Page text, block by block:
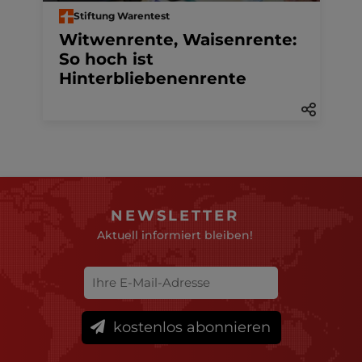
Stiftung Warentest
Witwenrente, Waisenrente:
So hoch ist
Hinterbliebenenrente
NEWSLETTER
Aktuell informiert bleiben!
kostenlos abonnieren